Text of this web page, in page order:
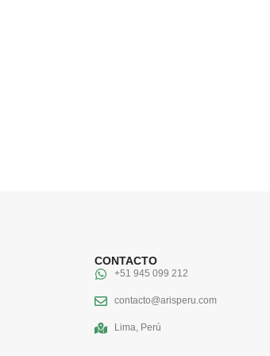
CONTACTO
+51 945 099 212
contacto@arisperu.com
Lima, Perú